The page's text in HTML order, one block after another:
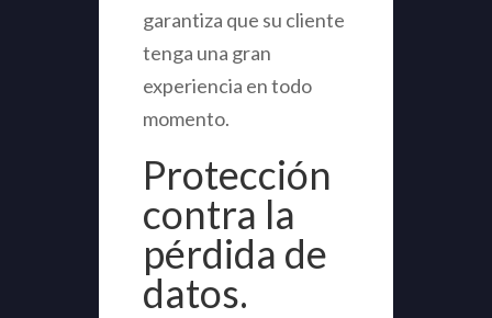
garantiza que su cliente
tenga una gran
experiencia en todo
momento.
Protección
contra la
pérdida de
datos.